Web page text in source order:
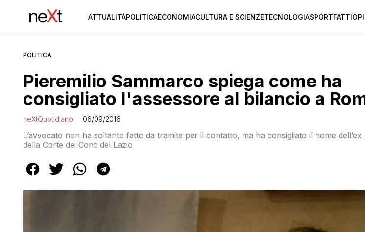
ATTUALITÀPOLITICAECONOMIACULTURA E SCIENZETECNOLOGIASPORTFATTI
POLITICA
Pieremilio Sammarco spiega come ha
consigliato l'assessore al bilancio a
neXtQuotidiano 06/09/2016
L’avvocato non ha soltanto fatto da tramite per il contatto, ma ha consigliato il nome
della Corte dei Conti del Lazio